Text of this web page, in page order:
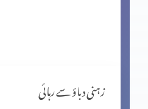
مسیحیت اور شاگردیت پارٹ 2
زہنی دباؤ سے رہائی